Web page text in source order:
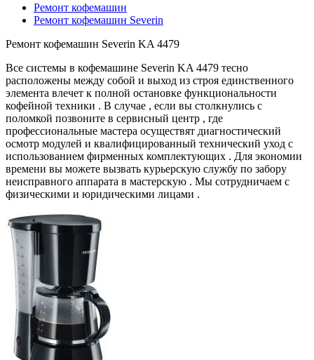
Ремонт кофемашин
Ремонт кофемашин Severin
Ремонт кофемашин Severin KA 4479
Все системы в кофемашине Severin KA 4479 тесно
расположены между собой и выход из строя единственного
элемента влечет к полной остановке функциональности
кофейной техники . В случае , если вы столкнулись с
поломкой позвоните в сервисный центр , где
профессиональные мастера осуществят диагностический
осмотр модулей и квалифицированный технический уход с
использованием фирменных комплектующих . Для экономии
времени вы можете вызвать курьерскую службу по забору
неисправного аппарата в мастерскую . Мы сотрудничаем с
физическими и юридическими лицами .